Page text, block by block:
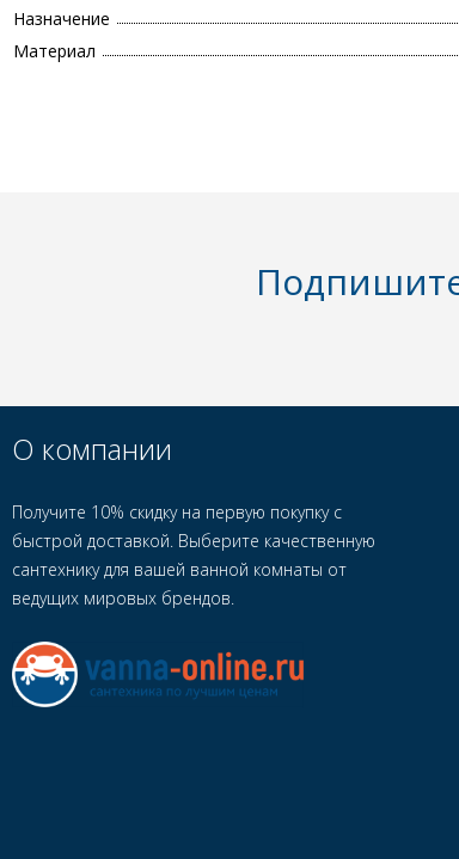
Назначение
Материал
О компании
Получите 10% скидку на первую покупку с
быстрой доставкой. Выберите качественную
сантехнику для вашей ванной комнаты от
ведущих мировых брендов.